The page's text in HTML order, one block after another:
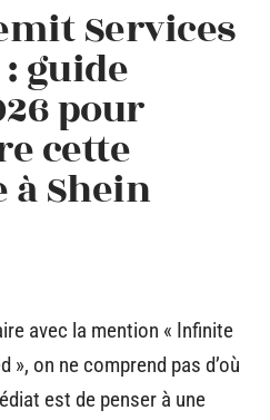
Services
guide
pour
cette
à Shein
avec la mention « Infinite
», on ne comprend pas d’où
est de penser à une